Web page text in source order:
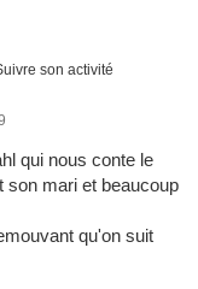
son activité
qui nous conte le
son mari et beaucoup
qu'on suit